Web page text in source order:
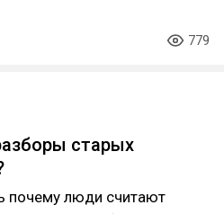
779
старых
почему люди считают